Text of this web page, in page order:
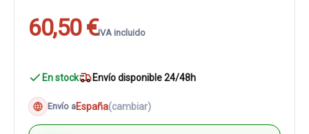
60,50 €IVA incluido
En stock Envío disponible 24/48h
Envío aEspaña(cambiar)